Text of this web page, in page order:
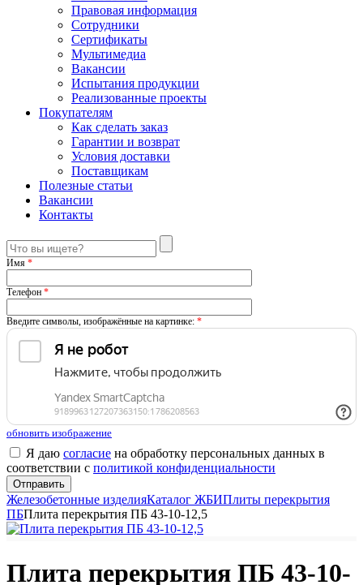
Правовая информация
Сотрудники
Сертификаты
Мультимедиа
Вакансии
Испытания продукции
Реализованные проекты
Покупателям
Как сделать заказ
Гарантии и возврат
Условия доставки
Поставщикам
Полезные статьи
Вакансии
Контакты
Имя *
Телефон *
Введите символы, изображённые на картинке: *
обновить изображение
Я даю согласие на обработку персональных данных в
соответствии с политикой конфиденциальности
Железобетонные изделияКаталог ЖБИПлиты перекрытия
ПБПлита перекрытия ПБ 43-10-12,5
Плита перекрытия ПБ 43-10-